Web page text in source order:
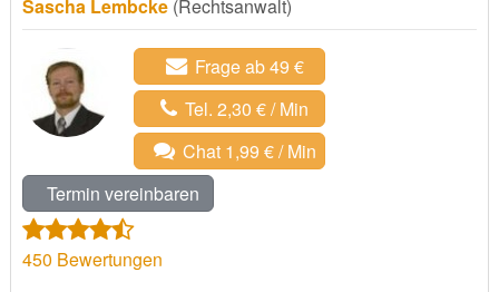
Sascha Lembcke(Rechtsanwalt)
Frage ab 49 €
Tel. 2,30 € / Min
Chat 1,99 € / Min
Termin vereinbaren
450 Bewertungen